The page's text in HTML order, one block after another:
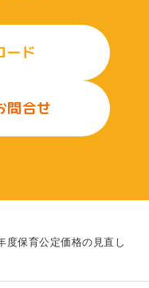
ード
問合せ
度保育公定価格の見直し